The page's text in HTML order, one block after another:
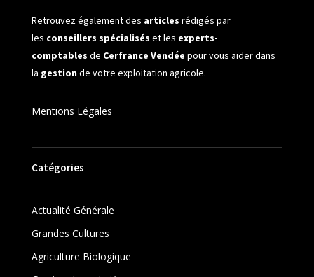
Retrouvez également des articles rédigés par
les conseillers spécialisés et les experts-
comptables de Cerfrance Vendée pour vous aider dans
la gestionde votre exploitation agricole.
Mentions Légales
Catégories
Actualité Générale
Grandes Cultures
Agriculture Biologique